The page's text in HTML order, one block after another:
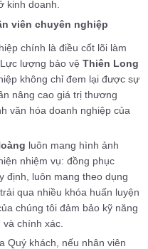
kinh doanh.
viên chuyên nghiệp
chính là điều cốt lõi làm
lượng bảo vệ Thiên Long
không chỉ đem lại được sự
nâng cao giá trị thương
văn hóa doanh nghiệp của
luôn mang hình ảnh
nhiệm vụ: đồng phục
định, luôn mang theo dụng
qua nhiều khóa huấn luyện
chúng tôi đảm bảo kỹ năng
chính xác.
Quý khách, nếu nhân viên